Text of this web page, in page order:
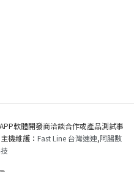
軟體開發商洽談合作或產品測試事
機維護： Fast Line 台灣速連,阿腸數